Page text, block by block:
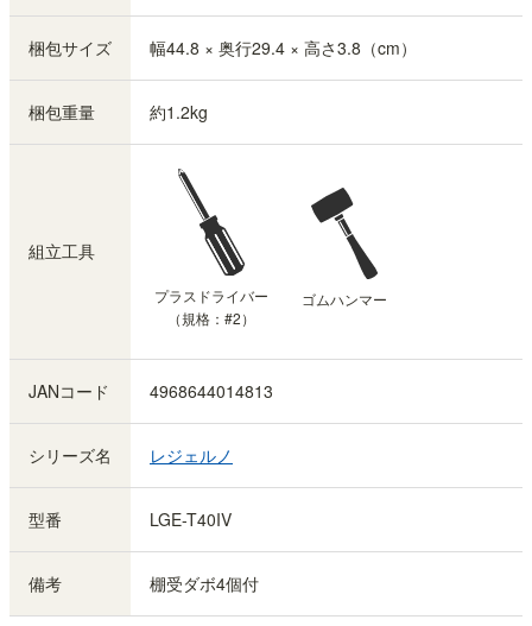
梱包サイズ 幅44.8 × 奥行29.4 × 高さ3.8（cm）
梱包重量 約1.2kg
組立工具
プラスドライバー
（規格：#2）
ゴムハンマー
JANコード 4968644014813
シリーズ名 レジェルノ
型番 LGE-T40IV
備考 棚受ダボ4個付